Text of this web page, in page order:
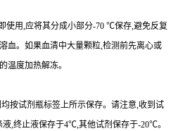
使用,应将其分成小部分-70 ℃保存,避免反复
血。如果血清中大量颗粒,检测前先离心或
温度加热解冻。
按试剂瓶标签上所示保存。请注意,收到试
液,终止液保存于4℃,其他试剂保存于-20℃。